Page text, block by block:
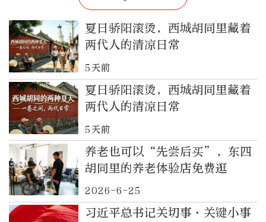
夏日骄阳滚烫，西城胡同里藏着
两代人的清凉日常
5天前
夏日骄阳滚烫，西城胡同里藏着
两代人的清凉日常
5天前
养老也可以“先尝后买”，东四
胡同里的养老体验店免费逛
2026-6-25
习近平总书记关切事·关键小事